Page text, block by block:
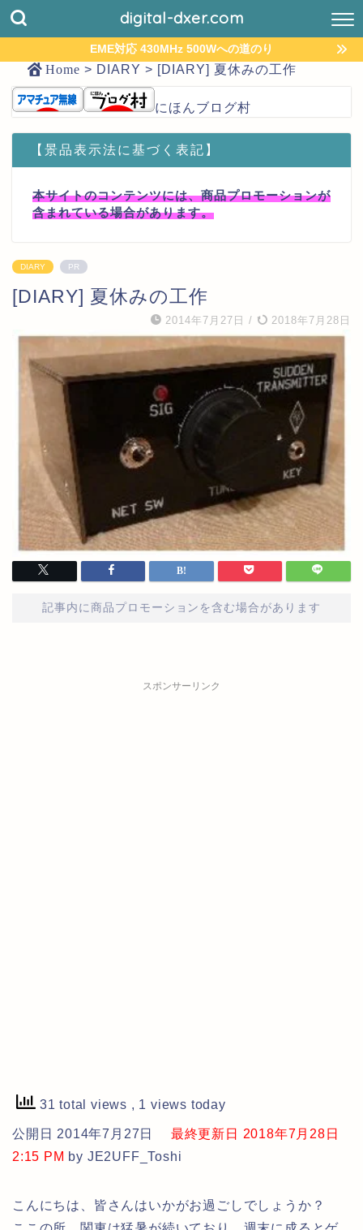
digital-dxer.com
EME対応 430MHz 500Wへの道のり
Home > DIARY > [DIARY] 夏休みの工作
にほんブログ村
【景品表示法に基づく表記】
本サイトのコンテンツには、商品プロモーションが
含まれている場合があります。
DIARY PR
[DIARY] 夏休みの工作
2014年7月27日 / 2018年7月28日
記事内に商品プロモーションを含む場合があります
スポンサーリンク
31 total views , 1 views today
公開日 2014年7月27日
最終更新日 2018年7月28日
2:15 PM by JE2UFF_Toshi
こんにちは、皆さんはいかがお過ごしでしょうか？